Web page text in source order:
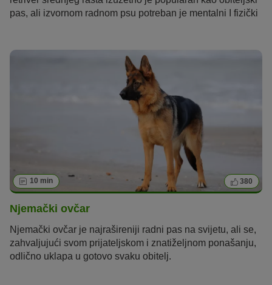
pas, ali izvornom radnom psu potreban je mentalni I fizički
10 min 380
Njemački ovčar
Njemački ovčar je najrašireniji radni pas na svijetu, ali se,
zahvaljujući svom prijateljskom i znatiželjnom ponašanju,
odlično uklapa u gotovo svaku obitelj.